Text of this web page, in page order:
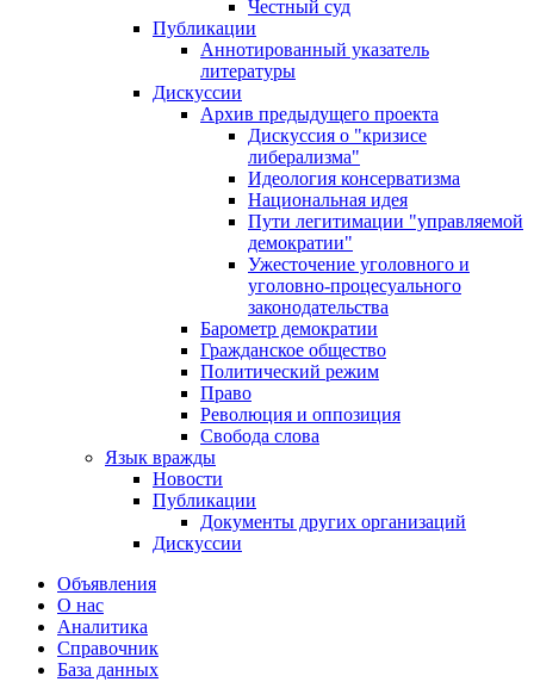
Честный суд
Публикации
Аннотированный указатель
литературы
Дискуссии
Архив предыдущего проекта
Дискуссия о "кризисе
либерализма"
Идеология консерватизма
Национальная идея
Пути легитимации "управляемой
демократии"
Ужесточение уголовного и
уголовно-процесуального
законодательства
Барометр демократии
Гражданское общество
Политический режим
Право
Революция и оппозиция
Свобода слова
Язык вражды
Новости
Публикации
Документы других организаций
Дискуссии
Объявления
О нас
Аналитика
Справочник
База данных